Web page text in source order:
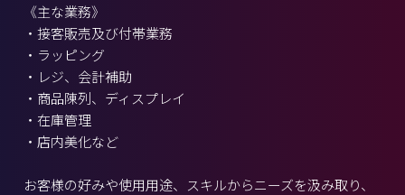
《主な業務》
・接客販売及び付帯業務
・ラッピング
・レジ、会計補助
・商品陳列、ディスプレイ
・在庫管理
・店内美化など
お客様の好みや使用用途、スキルからニーズを汲み取り、